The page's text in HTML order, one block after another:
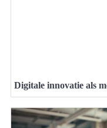
Digitale innovatie als